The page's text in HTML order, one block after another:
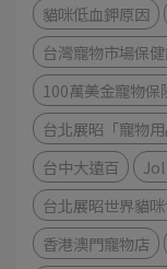
貓咪低血鉀原因
台灣寵物市場保
100萬美金寵物保
台北展昭「寵物用
台中大遠百
台北展昭世界貓
香港澳門寵物店